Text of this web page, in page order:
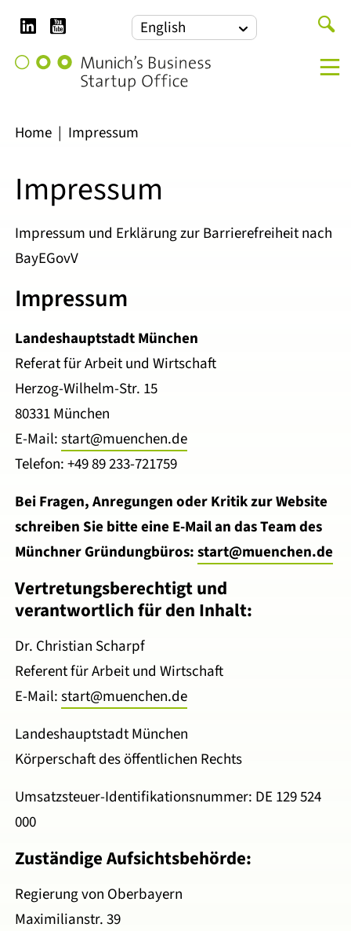
LinkedInYouTube English
Munich's
Office
Home | Impressum
Impressum
Impressum und Erklärung zur Barrierefreiheit nach
BayEGovV
Impressum
Landeshauptstadt München
Referat für Arbeit und Wirtschaft
Herzog-Wilhelm-Str. 15
80331 München
E-Mail:start@muenchen.de
Telefon: +49 89 233-721759
Bei Fragen, Anregungen oder Kritik zur Website
schreiben Sie bitte eine E-Mail an das Team des
Münchner Gründungbüros:start@muenchen.de
Vertretungsberechtigt und
verantwortlich für den Inhalt:
Dr. Christian Scharpf
Referent für Arbeit und Wirtschaft
E-Mail:start@muenchen.de
Landeshauptstadt München
Körperschaft des öffentlichen Rechts
Umsatzsteuer-Identifikationsnummer: DE 129 524
000
Zuständige Aufsichtsbehörde:
Regierung von Oberbayern
Maximilianstr. 39